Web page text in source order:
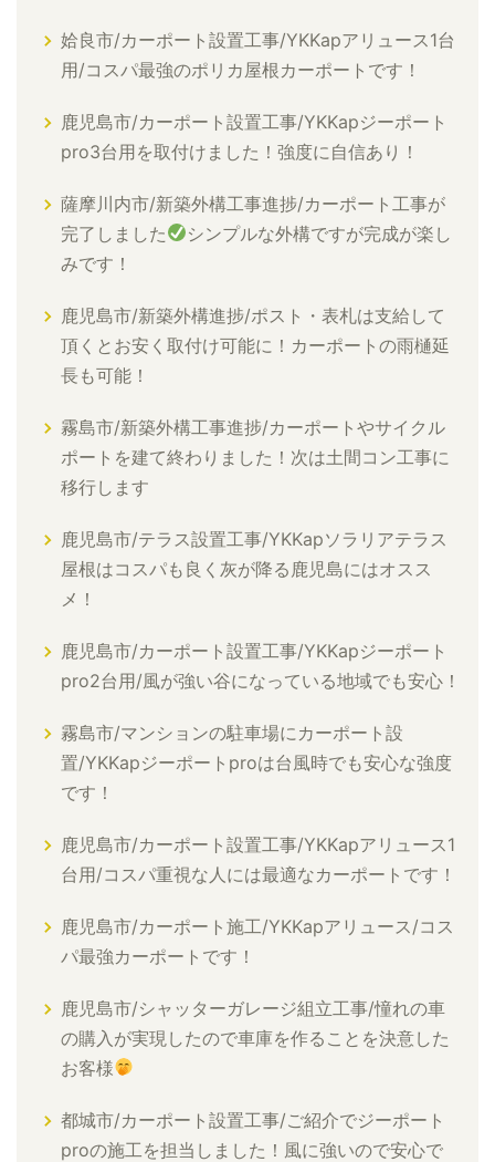
姶良市/カーポート設置工事/YKKapアリュース1台
用/コスパ最強のポリカ屋根カーポートです！
鹿児島市/カーポート設置工事/YKKapジーポート
pro3台用を取付けました！強度に自信あり！
薩摩川内市/新築外構工事進捗/カーポート工事が
完了しました
シンプルな外構ですが完成が楽し
みです！
鹿児島市/新築外構進捗/ポスト・表札は支給して
頂くとお安く取付け可能に！カーポートの雨樋延
長も可能！
霧島市/新築外構工事進捗/カーポートやサイクル
ポートを建て終わりました！次は土間コン工事に
移行します
鹿児島市/テラス設置工事/YKKapソラリアテラス
屋根はコスパも良く灰が降る鹿児島にはオスス
メ！
鹿児島市/カーポート設置工事/YKKapジーポート
pro2台用/風が強い谷になっている地域でも安心！
霧島市/マンションの駐車場にカーポート設
置/YKKapジーポートproは台風時でも安心な強度
です！
鹿児島市/カーポート設置工事/YKKapアリュース1
台用/コスパ重視な人には最適なカーポートです！
鹿児島市/カーポート施工/YKKapアリュース/コス
パ最強カーポートです！
鹿児島市/シャッターガレージ組立工事/憧れの車
の購入が実現したので車庫を作ることを決意した
お客様
都城市/カーポート設置工事/ご紹介でジーポート
proの施工を担当しました！風に強いので安心で